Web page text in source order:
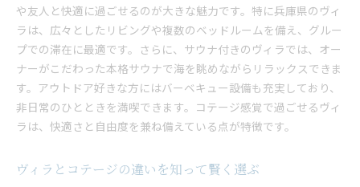
や友人と快適に過ごせるのが大きな魅力です。特に兵庫県のヴィ
ラは、広々としたリビングや複数のベッドルームを備え、グルー
プでの滞在に最適です。さらに、サウナ付きのヴィラでは、オー
ナーがこだわった本格サウナで海を眺めながらリラックスできま
す。アウトドア好きな方にはバーベキュー設備も充実しており、
非日常のひとときを満喫できます。コテージ感覚で過ごせるヴィ
ラは、快適さと自由度を兼ね備えている点が特徴です。
ヴィラとコテージの違いを知って賢く選ぶ